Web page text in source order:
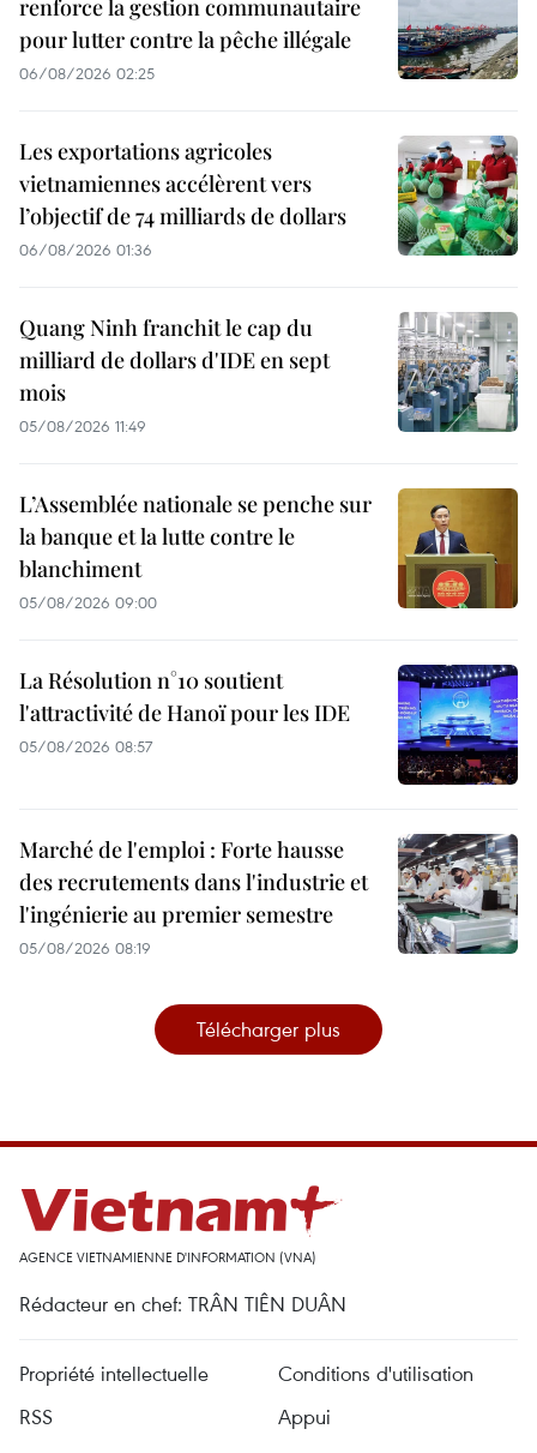
renforce la gestion communautaire
pour lutter contre la pêche illégale
06/08/2026 02:25
Les exportations agricoles
vietnamiennes accélèrent vers
l’objectif de 74 milliards de dollars
06/08/2026 01:36
Quang Ninh franchit le cap du
milliard de dollars d'IDE en sept
mois
05/08/2026 11:49
L’Assemblée nationale se penche sur
la banque et la lutte contre le
blanchiment
05/08/2026 09:00
La Résolution n°10 soutient
l'attractivité de Hanoï pour les IDE
05/08/2026 08:57
Marché de l'emploi : Forte hausse
des recrutements dans l'industrie et
l'ingénierie au premier semestre
05/08/2026 08:19
Télécharger plus
AGENCE VIETNAMIENNE D'INFORMATION (VNA)
Rédacteur en chef: TRÂN TIÊN DUÂN
Propriété intellectuelle
Conditions d'utilisation
RSS
Appui